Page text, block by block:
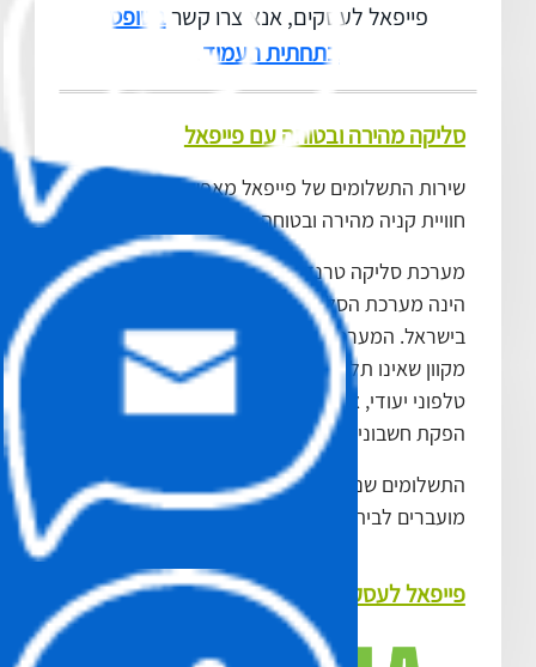
פייפאל לעסקים, אנא צרו קשרבטופס
בתחתית העמוד
סליקה מהירה ובטוחה עם פייפאל
שירות התשלומים של פייפאל מאפשר לצרכנים
חוויית קניה מהירה ובטוחה במסחר אלקטרוני.
מערכת סליקה טרנזילה מקבוצת
אינטרספייס
הינה מערכת הסליקה המתקדמת והמובילה
בישראל. המערכת מעניקה למשתמשיה ממשק
מקוון שאינו תלוי בחומרה, תוכנה או חיבור
טלפוני יעודי, אפשרויות ניהול דוחות מתקדם,
הפקת חשבוניות חתומות אלקטרונית, ועוד.
התשלומים שנגבו עבורכם ע"י פייפאל לעסקים,
מועברים לבית העסק וישירות לחשבון הבנק שלו.
פייפאל לעסקים בשיתוף טרנזילה